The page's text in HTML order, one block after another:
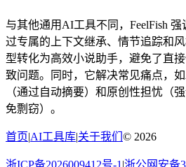
与其他通用AI工具不同，FeelFish
过专属的上下文继承、情节追踪和
型转化为高效小说助手，避免了直
致问题。同时，它解决常见痛点，
（通过自动摘要）和原创性担忧（
免剽窃）。
首页|AI工具库|关于我们 © 2026
浙ICP备2026009412号-1 |浙公网安备